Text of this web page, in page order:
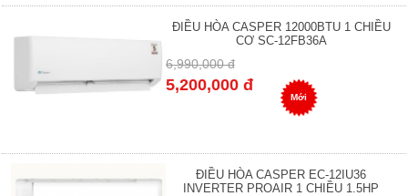
ĐIỀU HÒA CASPER 12000BTU 1 CHIỀU
CƠ SC-12FB36A
6,990,000 đ
5,200,000 đ
Mới
ĐIỀU HÒA CASPER EC-12IU36
INVERTER PROAIR 1 CHIỀU 1.5HP